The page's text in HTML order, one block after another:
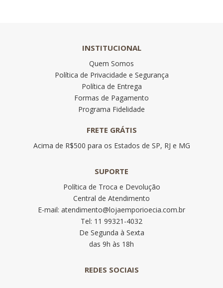
INSTITUCIONAL
Quem Somos
Política de Privacidade e Segurança
Política de Entrega
Formas de Pagamento
Programa Fidelidade
FRETE GRÁTIS
Acima de R$500 para os Estados de SP, RJ e MG
SUPORTE
Política de Troca e Devolução
Central de Atendimento
E-mail: atendimento@lojaemporioecia.com.br
Tel: 11 99321-4032
De Segunda à Sexta
das 9h às 18h
REDES SOCIAIS